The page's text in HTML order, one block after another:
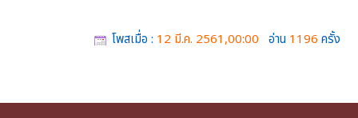
โพสเมื่อ : 12 มี.ค. 2561,00:00 อ่าน 1196 ครั้ง